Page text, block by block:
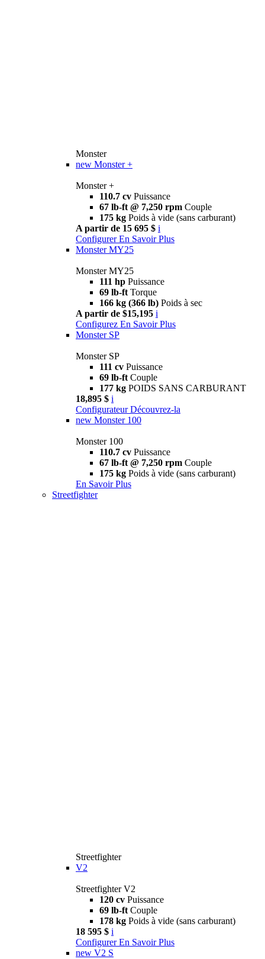
Monster
new Monster +
Monster +
110.7 cv Puissance
67 lb-ft @ 7,250 rpm Couple
175 kg Poids à vide (sans carburant)
A partir de 15 695 $ i
Configurer En Savoir Plus
Monster MY25
Monster MY25
111 hp Puissance
69 lb-ft Torque
166 kg (366 lb) Poids à sec
A partir de $15,195 i
Configurez En Savoir Plus
Monster SP
Monster SP
111 cv Puissance
69 lb-ft Couple
177 kg POIDS SANS CARBURANT
18,895 $ i
Configurateur Découvrez-la
new Monster 100
Monster 100
110.7 cv Puissance
67 lb-ft @ 7,250 rpm Couple
175 kg Poids à vide (sans carburant)
En Savoir Plus
Streetfighter
Streetfighter
V2
Streetfighter V2
120 cv Puissance
69 lb-ft Couple
178 kg Poids à vide (sans carburant)
18 595 $ i
Configurer En Savoir Plus
new V2 S